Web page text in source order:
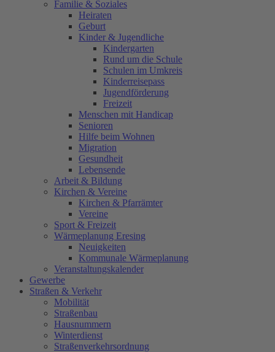
Familie & Soziales
Heiraten
Geburt
Kinder & Jugendliche
Kindergarten
Rund um die Schule
Schulen im Umkreis
Kinderreisepass
Jugendförderung
Freizeit
Menschen mit Handicap
Senioren
Hilfe beim Wohnen
Migration
Gesundheit
Lebensende
Arbeit & Bildung
Kirchen & Vereine
Kirchen & Pfarrämter
Vereine
Sport & Freizeit
Wärmeplanung Eresing
Neuigkeiten
Kommunale Wärmeplanung
Veranstaltungskalender
Gewerbe
Straßen & Verkehr
Mobilität
Straßenbau
Hausnummern
Winterdienst
Straßenverkehrsordnung